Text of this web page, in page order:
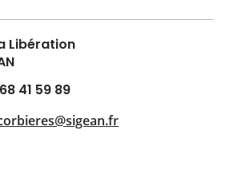
Libération
41 59 89